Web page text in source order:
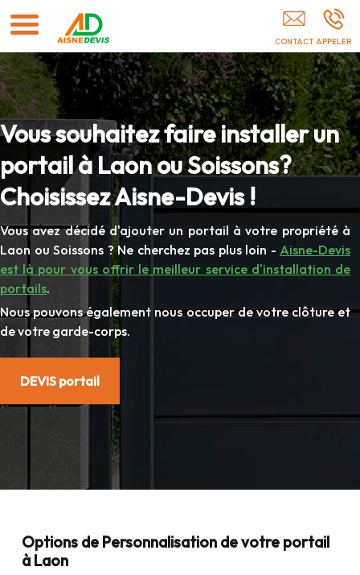
Vous souhaitez faire installer un
portail à Laon ou Soissons?
Choisissez Aisne-Devis !
Vous avez décidé d'ajouter un portail à votre propriété à
Laon ou Soissons ? Ne cherchez pas plus loin - Aisne-Devis
est là pour vous offrir le meilleur service d'installation de
portails.
Nous pouvons également nous occuper de votre clôture et
de votre garde-corps.
DEVIS portail
Options de Personnalisation de votre portail
à Laon